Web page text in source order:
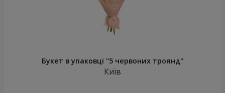
Букет в упаковці "5 червоних троянд"
Київ